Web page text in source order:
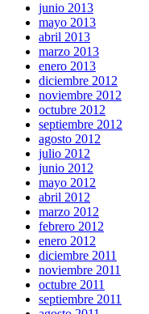
junio 2013
mayo 2013
abril 2013
marzo 2013
enero 2013
diciembre 2012
noviembre 2012
octubre 2012
septiembre 2012
agosto 2012
julio 2012
junio 2012
mayo 2012
abril 2012
marzo 2012
febrero 2012
enero 2012
diciembre 2011
noviembre 2011
octubre 2011
septiembre 2011